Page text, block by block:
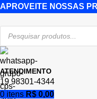
APROVEITE NOSSAS
ATENDIMENTO
19 98301-4344
0 itens R$ 0,00